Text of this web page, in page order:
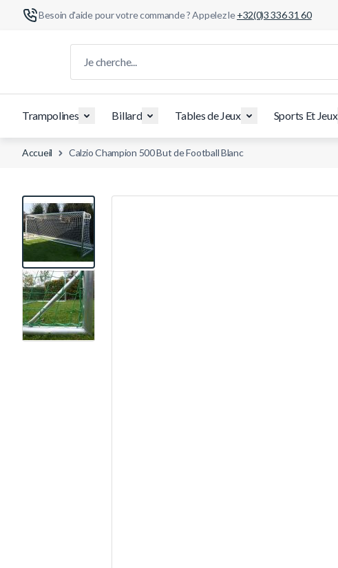
Besoin d'aide pour votre commande ? Appelez le+32(0)3 336 31 60
Trampolines Billard Tables de Jeux Sports Et Jeux
Accueil Calzio Champion 500 But de Football Blanc
View larger image
View larger image